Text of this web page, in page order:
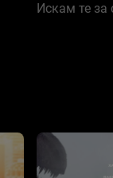
Искам те за